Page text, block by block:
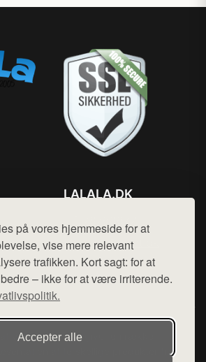
på vores hjemmeside for at
vise mere relevant
trafikken. Kort sagt: for at
– ikke for at være irriterende.
Accepter alle
LALALA.DK
Mail: hej@want.dk
Cookie- og privatlivspolitik
af want.dk, der udgiver en række
af forskellige produkter fra